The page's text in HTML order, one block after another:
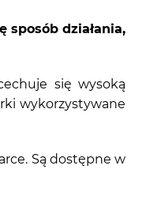
sposób działania,
się wysoką
wykorzystywane
Są dostępne w